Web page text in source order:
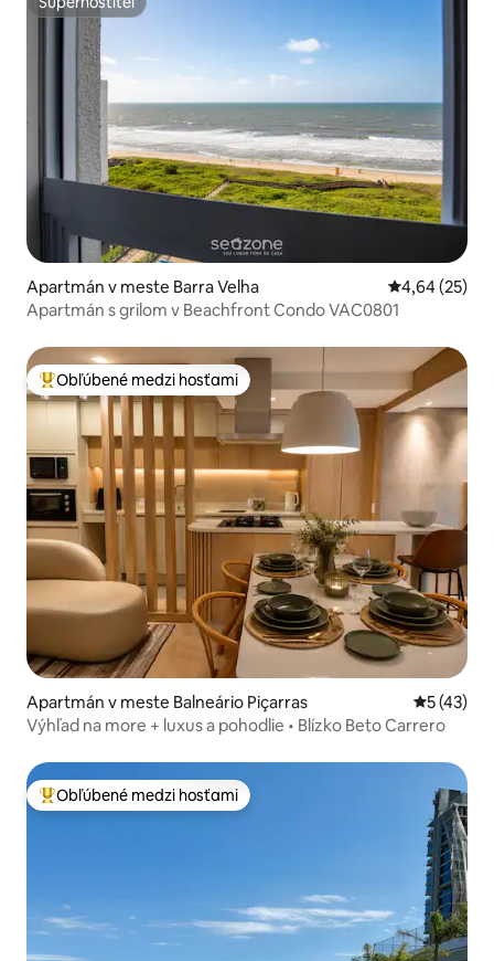
Superhostiteľ
Apartmán v meste Barra Velha Priemerné
4,64 (25)
Apartmán s grilom v Beachfront Condo VAC0801
Najobľúbenejšie medzi hosťami
Obľúbené medzi hosťami
Apartmán v meste Balneário Piçarras
5 (43)
Výhľad na more + luxus a pohodlie • Blízko Beto Carrero
Najobľúbenejšie medzi hosťami
Obľúbené medzi hosťami